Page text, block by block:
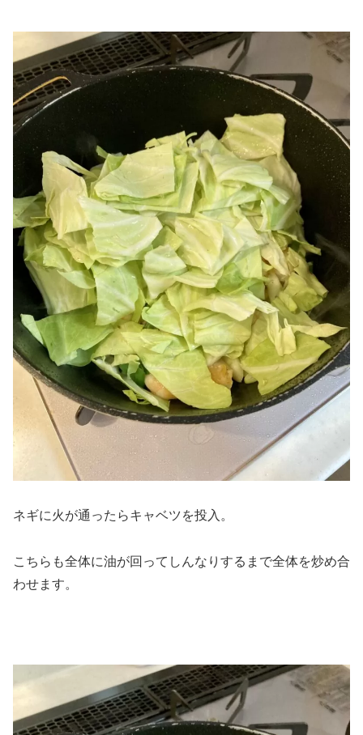
ネギに火が通ったらキャベツを投入。
こちらも全体に油が回ってしんなりするまで全体を炒め合
わせます。